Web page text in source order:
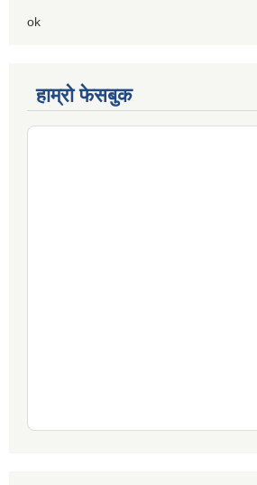
ok
हाम्रो फेसबुक